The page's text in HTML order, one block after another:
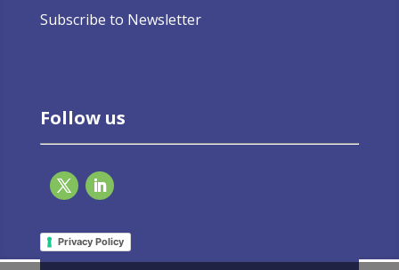
Subscribe to Newsletter
Follow us
Privacy Policy